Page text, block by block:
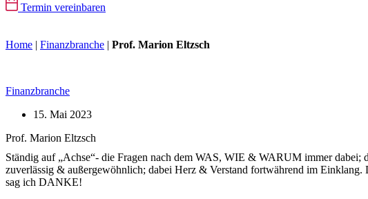
Termin vereinbaren
Home | Finanzbranche | Prof. Marion Eltzsch
Finanzbranche
15. Mai 2023
Prof. Marion Eltzsch
Ständig auf „Achse“- die Fragen nach dem WAS, WIE & WARUM immer dabei;
zuverlässig & außergewöhnlich; dabei Herz & Verstand fortwährend im
sag ich DANKE!